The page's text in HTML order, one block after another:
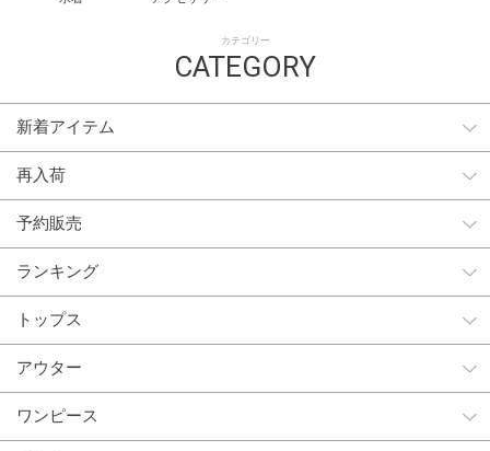
カテゴリー
CATEGORY
新着アイテム
再入荷
予約販売
ランキング
トップス
アウター
ワンピース